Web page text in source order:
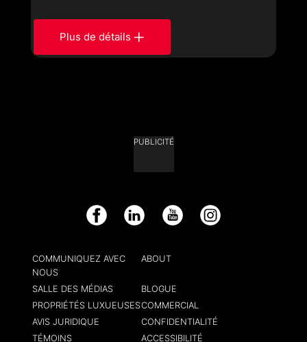
Plus de détails
PUBLICITÉ
Facebook LinkedIn YouTube Instagram
COMMUNIQUEZ AVEC
NOUS
ABOUT
SALLE DES MÉDIAS
BLOGUE
PROPRIÉTÉS LUXUEUSESCOMMERCIAL
AVIS JURIDIQUE
CONFIDENTIALITÉ
TÉMOINS
ACCESSIBILITÉ